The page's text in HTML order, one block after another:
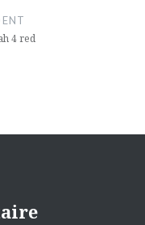
4 red